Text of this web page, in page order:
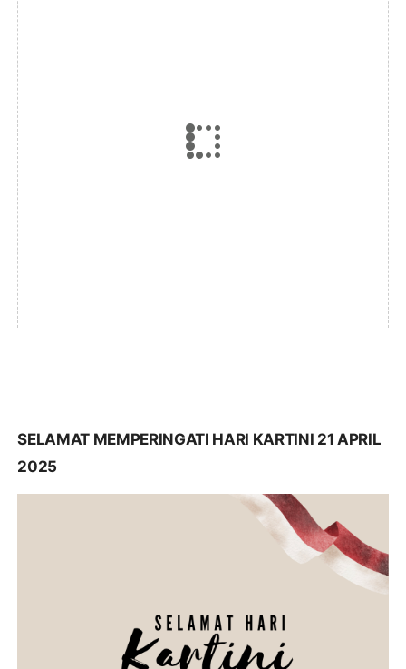
SELAMAT MEMPERINGATI HARI KARTINI 21 APRIL
2025